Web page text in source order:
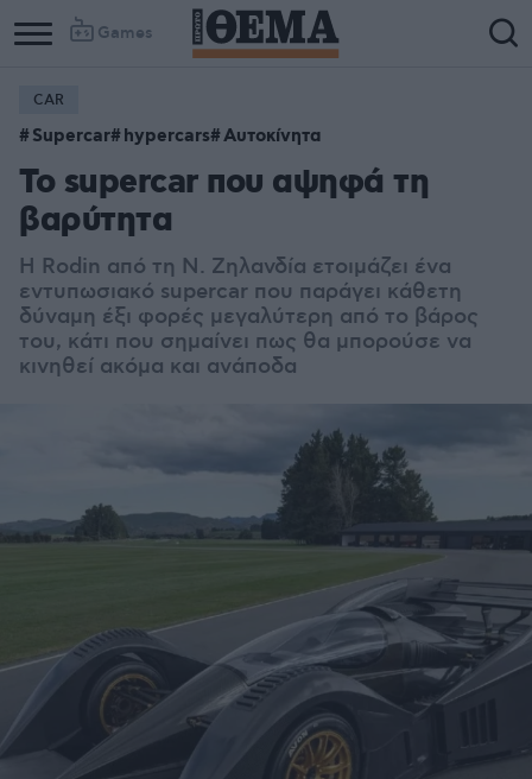
Games
CAR
Supercar hypercars Αυτοκίνητα
Το supercar που αψηφά τη
βαρύτητα
Η Rodin από τη Ν. Ζηλανδία ετοιμάζει ένα
εντυπωσιακό supercar που παράγει κάθετη
δύναμη έξι φορές μεγαλύτερη από το βάρος
του, κάτι που σημαίνει πως θα μπορούσε να
κινηθεί ακόμα και ανάποδα